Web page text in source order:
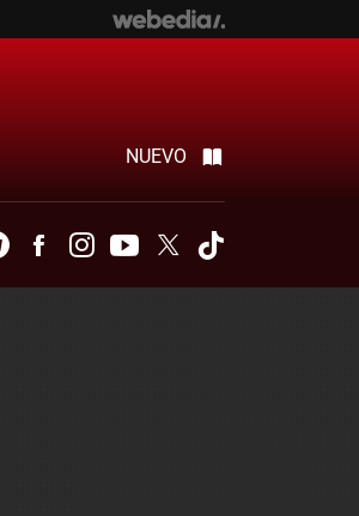
NUEVO
TelegramFacebookInstagramYoutubeTwitter